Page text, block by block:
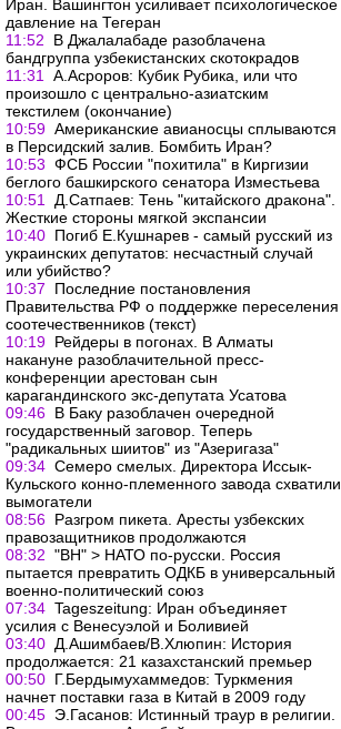
Иран. Вашингтон усиливает психологическое
давление на Тегеран
11:52
В Джалалабаде разоблачена
бандгруппа узбекистанских скотокрадов
11:31
А.Асроров: Кубик Рубика, или что
произошло с центрально-азиатским
текстилем (окончание)
10:59 Американские авианосцы сплываются
в Персидский залив. Бомбить Иран?
10:53 ФСБ России "похитила" в Киргизии
беглого башкирского сенатора Изместьева
10:51
Д.Сатпаев: Тень "китайского дракона".
Жесткие стороны мягкой экспансии
10:40 Погиб Е.Кушнарев - самый русский из
украинских депутатов: несчастный случай
или убийство?
10:37
Последние постановления
Правительства РФ о поддержке переселения
соотечественников (текст)
10:19 Рейдеры в погонах. В Алматы
накануне разоблачительной пресс-
конференции арестован сын
карагандинского экс-депутата Усатова
09:46 В Баку разоблачен очередной
государственный заговор. Теперь
"радикальных шиитов" из "Азеригаза"
09:34 Семеро смелых. Директора Иссык-
Кульского конно-племенного завода схватили
вымогатели
08:56 Разгром пикета. Аресты узбекских
правозащитников продолжаются
08:32 "ВН" > НАТО по-русски. Россия
пытается превратить ОДКБ в универсальный
военно-политический союз
07:34 Tageszeitung: Иран объединяет
усилия с Венесуэлой и Боливией
03:40 Д.Ашимбаев/В.Хлюпин: История
продолжается: 21 казахстанский премьер
00:50 Г.Бердымухаммедов: Туркмения
начнет поставки газа в Китай в 2009 году
00:45 Э.Гасанов: Истинный траур в религии.